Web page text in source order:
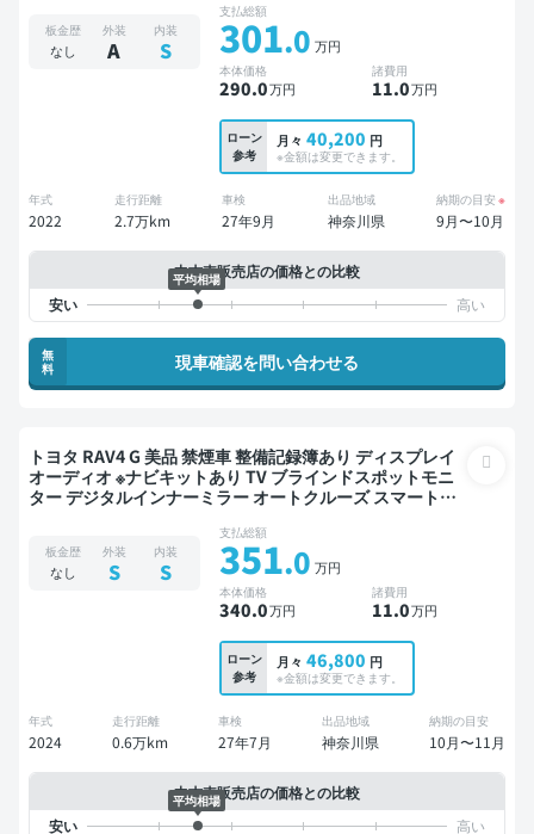
板金歴
なし
外装
A
内装
S
支払総額
301.0 万円
本体価格
290.0万円
諸費用
11.0万円
ローン
参考
月々 40,200 円
※金額は変更できます。
年式
2022
走行距離
2.7万km
車検
27年9月
出品地域
神奈川県
納期の目安 ※
9月〜10月
中古車販売店の価格との比較
平均相場
無
料
現車確認を問い合わせる
トヨタ RAV4 G 美品 禁煙車 整備記録簿あり ディスプレイ
オーディオ ※ナビキットあり TV ブラインドスポットモニ
ター デジタルインナーミラー オートクルーズ スマートキ
カメラ ドライブレコーダー 衝突軽減
板金歴
なし
外装
S
内装
S
支払総額
351.0 万円
本体価格
340.0万円
諸費用
11.0万円
ローン
参考
月々 46,800 円
※金額は変更できます。
年式
2024
走行距離
0.6万km
車検
27年7月
出品地域
神奈川県
納期の目安
10月〜11月
中古車販売店の価格との比較
平均相場